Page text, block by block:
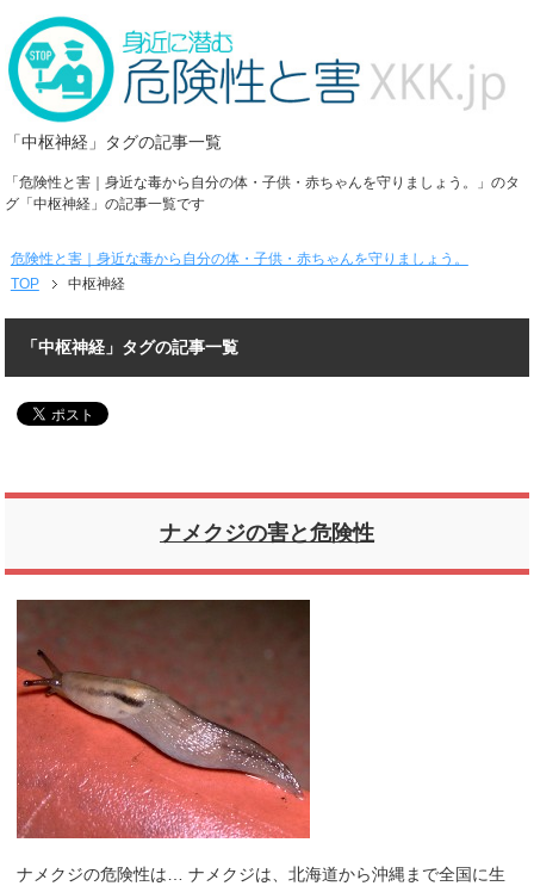
「中枢神経」タグの記事一覧
「危険性と害｜身近な毒から自分の体・子供・赤ちゃんを守りましょう。」のタ
グ「中枢神経」の記事一覧です
危険性と害｜身近な毒から自分の体・子供・赤ちゃんを守りましょう。
TOP
中枢神経
「中枢神経」タグの記事一覧
ナメクジの害と危険性
ナメクジの危険性は… ナメクジは、北海道から沖縄まで全国に生